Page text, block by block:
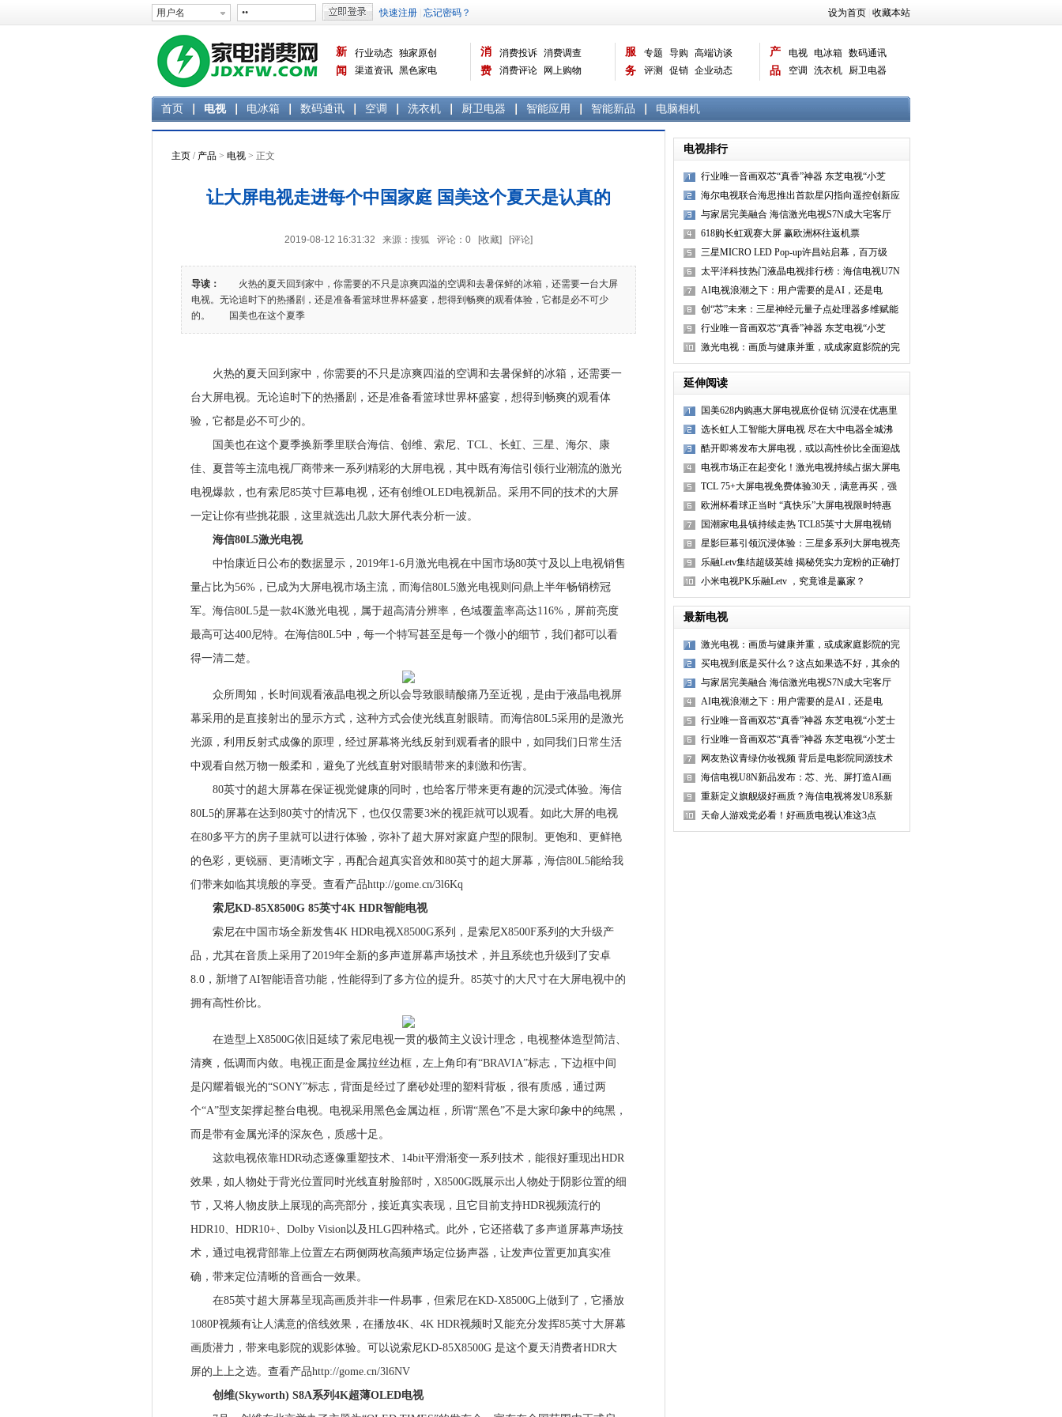
设为首页 收藏本站
新
闻
行业动态 独家原创
渠道资讯 黑色家电
消
费
消费投诉 消费调查
消费评论
网上购物
曝光台 品牌关注
服
务
专题 导购
高端访谈
评测
促销 企业动态
产
品
电视 电冰箱 数码通讯
空调
洗衣机
厨卫电器
首页 电视 电冰箱 数码通讯 空调 洗衣机 厨卫电器 智能应用 智能新品 电脑相机
主页 / 产品 > 电视 > 正文
让大屏电视走进每个中国家庭 国美这个夏天是认真的
2019-08-12 16:31:32 来源：搜狐 评论： 0 [收藏] [评论]
导读：
火热的夏天回到家中，你需要的不只是凉爽四溢的空调和去暑保鲜的冰箱，还需要一台大屏
电视。无论追时下的热播剧，还是准备看篮球世界杯盛宴，想得到畅爽的观看体验，它都是必不可少
的。 国美也在这个夏季
火热的夏天回到家中，你需要的不只是凉爽四溢的空调和去暑保鲜的冰箱，还需要一
台大屏电视。无论追时下的热播剧，还是准备看篮球世界杯盛宴，想得到畅爽的观看体
验，它都是必不可少的。
国美也在这个夏季换新季里联合海信、创维、索尼、TCL、长虹、三星、海尔、康
佳、夏普等主流电视厂商带来一系列精彩的大屏电视，其中既有海信引领行业潮流的激光
电视爆款，也有索尼85英寸巨幕电视，还有创维OLED电视新品。采用不同的技术的大屏
一定让你有些挑花眼，这里就选出几款大屏代表分析一波。
海信80L5激光电视
中怡康近日公布的数据显示，2019年1-6月激光电视在中国市场80英寸及以上电视销售
量占比为56%，已成为大屏电视市场主流，而海信80L5激光电视则问鼎上半年畅销榜冠
军。海信80L5是一款4K激光电视，属于超高清分辨率，色域覆盖率高达116%，屏前亮度
最高可达400尼特。在海信80L5中，每一个特写甚至是每一个微小的细节，我们都可以看
得一清二楚。
众所周知，长时间观看液晶电视之所以会导致眼睛酸痛乃至近视，是由于液晶电视屏
幕采用的是直接射出的显示方式，这种方式会使光线直射眼睛。而海信80L5采用的是激光
光源，利用反射式成像的原理，经过屏幕将光线反射到观看者的眼中，如同我们日常生活
中观看自然万物一般柔和，避免了光线直射对眼睛带来的刺激和伤害。
80英寸的超大屏幕在保证视觉健康的同时，也给客厅带来更有趣的沉浸式体验。海信
80L5的屏幕在达到80英寸的情况下，也仅仅需要3米的视距就可以观看。如此大屏的电视
在80多平方的房子里就可以进行体验，弥补了超大屏对家庭户型的限制。更饱和、更鲜艳
的色彩，更锐丽、更清晰文字，再配合超真实音效和80英寸的超大屏幕，海信80L5能给我
们带来如临其境般的享受。查看产品http://gome.cn/3l6Kq
索尼KD-85X8500G 85英寸4K HDR智能电视
索尼在中国市场全新发售4K HDR电视X8500G系列，是索尼X8500F系列的大升级产
品，尤其在音质上采用了2019年全新的多声道屏幕声场技术，并且系统也升级到了安卓
8.0，新增了AI智能语音功能，性能得到了多方位的提升。85英寸的大尺寸在大屏电视中的
拥有高性价比。
在造型上X8500G依旧延续了索尼电视一贯的极简主义设计理念，电视整体造型简洁、
清爽，低调而内敛。电视正面是金属拉丝边框，左上角印有“BRAVIA”标志，下边框中间
是闪耀着银光的“SONY”标志，背面是经过了磨砂处理的塑料背板，很有质感，通过两
个“A”型支架撑起整台电视。电视采用黑色金属边框，所谓“黑色”不是大家印象中的纯黑，
而是带有金属光泽的深灰色，质感十足。
这款电视依靠HDR动态逐像重塑技术、14bit平滑渐变一系列技术，能很好重现出HDR
效果，如人物处于背光位置同时光线直射脸部时，X8500G既展示出人物处于阴影位置的细
节，又将人物皮肤上展现的高亮部分，接近真实表现，且它目前支持HDR视频流行的
HDR10、HDR10+、Dolby Vision以及HLG四种格式。此外，它还搭载了多声道屏幕声场技
术，通过电视背部靠上位置左右两侧两枚高频声场定位扬声器，让发声位置更加真实准
确，带来定位清晰的音画合一效果。
在85英寸超大屏幕呈现高画质并非一件易事，但索尼在KD-X8500G上做到了，它播放
1080P视频有让人满意的倍线效果，在播放4K、4K HDR视频时又能充分发挥85英寸大屏幕
画质潜力，带来电影院的观影体验。可以说索尼KD-85X8500G 是这个夏天消费者HDR大
屏的上上之选。查看产品http://gome.cn/3l6NV
创维(Skyworth) S8A系列4K超薄OLED电视
电视排行
行业唯一音画双芯“真香”神器 东芝电视“小芝
士”炸裂视听
海尔电视联合海思推出首款星闪指向遥控创新应
用
与家居完美融合 海信激光电视S7N成大宅客厅
首选
618购长虹观赛大屏 赢欧洲杯往返机票
三星MICRO LED Pop-up许昌站启幕，百万级
MICRO LED首展中原
太平洋科技热门液晶电视排行榜：海信电视U7N
登顶第一
AI电视浪潮之下：用户需要的是AI，还是电
视？
创“芯”未来：三星神经元量子点处理器多维赋能
Neo QLED
行业唯一音画双芯“真香”神器 东芝电视“小芝
士”炸裂视听
激光电视：画质与健康并重，或成家庭影院的完
美选择？
延伸阅读
国美628内购惠大屏电视底价促销 沉浸在优惠里
无法自拔
选长虹人工智能大屏电视 尽在大中电器全城沸
腾抢家电
酷开即将发布大屏电视，或以高性价比全面迎战
小米
电视市场正在起变化！激光电视持续占据大屏电
视畅销榜首
TCL 75+大屏电视免费体验30天，满意再买，强
势带动大屏普及
欧洲杯看球正当时 “真快乐”大屏电视限时特惠
国潮家电县镇持续走热 TCL85英寸大屏电视销
售同比增长293%
星影巨幕引领沉浸体验：三星多系列大屏电视亮
相AWE 2024
乐融Letv集结超级英雄 揭秘凭实力宠粉的正确打
开方式
小米电视PK乐融Letv ，究竟谁是赢家？
最新电视
激光电视：画质与健康并重，或成家庭影院的完
美选
买电视到底是买什么？这点如果选不好，其余的
全都
与家居完美融合 海信激光电视S7N成大宅客厅
首选
AI电视浪潮之下：用户需要的是AI，还是电
视？
行业唯一音画双芯“真香”神器 东芝电视“小芝士
行业唯一音画双芯“真香”神器 东芝电视“小芝士
网友热议青绿仿妆视频 背后是电影院同源技术
海信
海信电视U8N新品发布：芯、光、屏打造AI画
质专家
重新定义旗舰级好画质？海信电视将发U8系新
品“有
天命人游戏党必看！好画质电视认准这3点